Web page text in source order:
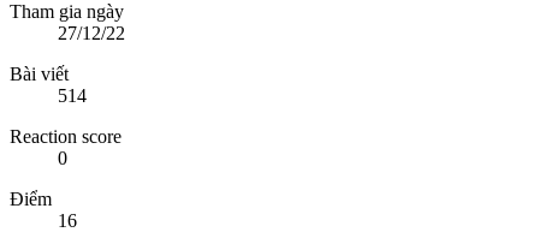
Tham gia ngày
27/12/22
Bài viết
514
Reaction score
0
Điểm
16